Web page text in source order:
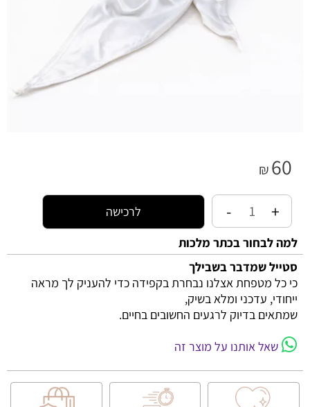
₪60
לרכישה
למה לבחור בכתר מלכות
סטייל שמדבר בשבילך
כי כל מטפחת אצלנו נבחרת בקפידה כדי להעניק לך מראה
ייחודי, עדכני ומלא בשיק,
שמתאים בדיוק לרגעים החשובים בחיים.
שאל אותנו על מוצר זה